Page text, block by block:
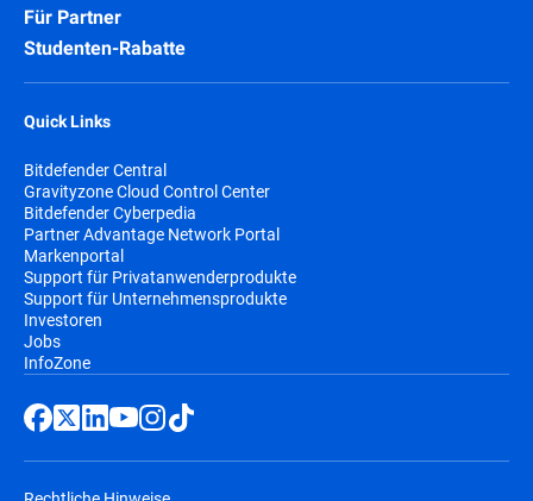
Für Partner
Studenten-Rabatte
Quick Links
Bitdefender Central
Gravityzone Cloud Control Center
Bitdefender Cyberpedia
Partner Advantage Network Portal
Markenportal
Support für Privatanwenderprodukte
Support für Unternehmensprodukte
Investoren
Jobs
InfoZone